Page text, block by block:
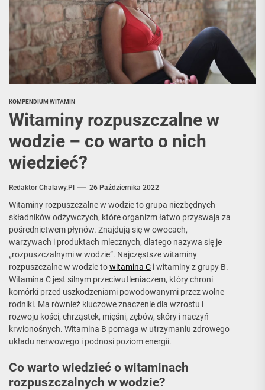
KOMPENDIUM WITAMIN
Witaminy rozpuszczalne w
wodzie – co warto o nich
wiedzieć?
Redaktor Chalawy.pl 26 Października 2022
Witaminy rozpuszczalne w wodzie to grupa niezbędnych
składników odżywczych, które organizm łatwo przyswaja za
pośrednictwem płynów. Znajdują się w owocach,
warzywach i produktach mlecznych, dlatego nazywa się je
„rozpuszczalnymi w wodzie”. Najczęstsze witaminy
rozpuszczalne w wodzie towitamina C i witaminy z grupy B.
Witamina C jest silnym przeciwutleniaczem, który chroni
komórki przed uszkodzeniami powodowanymi przez wolne
rodniki. Ma również kluczowe znaczenie dla wzrostu i
rozwoju kości, chrząstek, mięśni, zębów, skóry i naczyń
krwionośnych. Witamina B pomaga w utrzymaniu zdrowego
układu nerwowego i podnosi poziom energii.
Co warto wiedzieć o witaminach
rozpuszczalnych w wodzie?